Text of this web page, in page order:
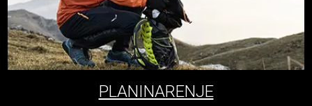
PLANINARENJE